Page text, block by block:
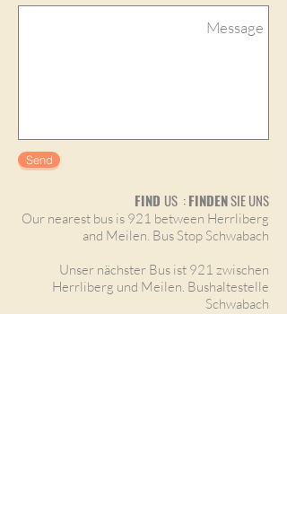
Send
FIND US :FINDENSIE UNS
Our nearest bus is 921 between Herrliberg
and Meilen. Bus Stop Schwabach
Unser nächster Bus ist 921 zwischen
Herrliberg und Meilen. Bushaltestelle
Schwabach